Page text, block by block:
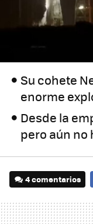
Su cohete
enorme
Desde la
pero aún no
4 comentarios